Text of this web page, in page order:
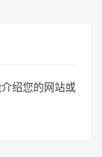
绍您的网站或